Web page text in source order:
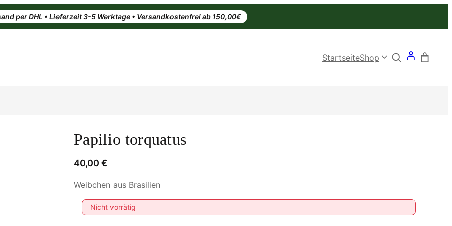
per DHL • Lieferzeit 3-5 Werktage • Versandkostenfrei ab 150,00€
StartseiteShop Search
Papilio torquatus
40,00 €
Weibchen aus Brasilien
Nicht vorrätig